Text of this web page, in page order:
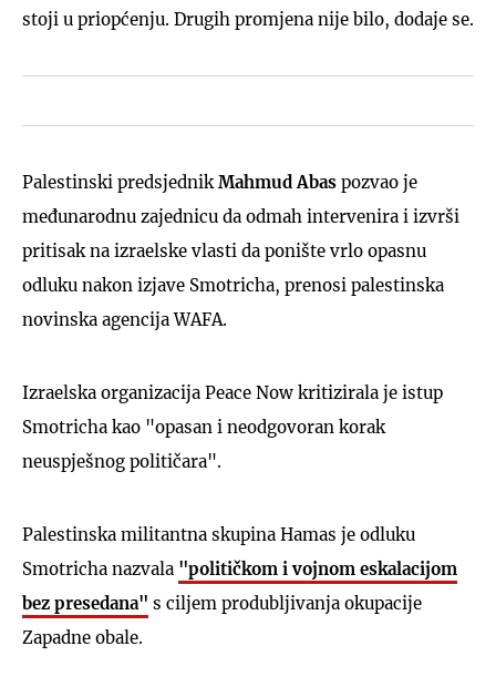
stoji u priopćenju. Drugih promjena nije bilo, dodaje se.
Palestinski predsjednik Mahmud Abas pozvao je
međunarodnu zajednicu da odmah intervenira i izvrši
pritisak na izraelske vlasti da ponište vrlo opasnu
odluku nakon izjave Smotricha, prenosi palestinska
novinska agencija WAFA.
Izraelska organizacija Peace Now kritizirala je istup
Smotricha kao "opasan i neodgovoran korak
neuspješnog političara".
Palestinska militantna skupina Hamas je odluku
Smotricha nazvala "političkom i vojnom eskalacijom
bez presedana" s ciljem produbljivanja okupacije
Zapadne obale.